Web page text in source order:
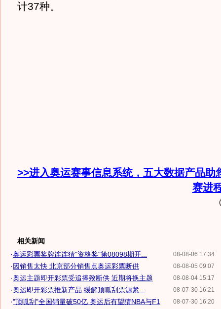
计37种。
>>进入奥运赛事信息系统，五大数据产品助
赛进
相关新闻
08-08-06 17:34
·奥运彩票奖牌连连猜"资格奖"第08098期开...
08-08-05 09:07
·因销售太快 北京部分销售点奥运彩票断供
08-08-04 15:17
·奥运主题即开彩票受追捧致断供 近期将换主题
08-07-30 16:21
·奥运即开彩票推新产品 缓解顶呱刮票源紧...
08-07-30 16:20
·"顶呱刮"全国销量破50亿 奥运后有望猜NBA与F1